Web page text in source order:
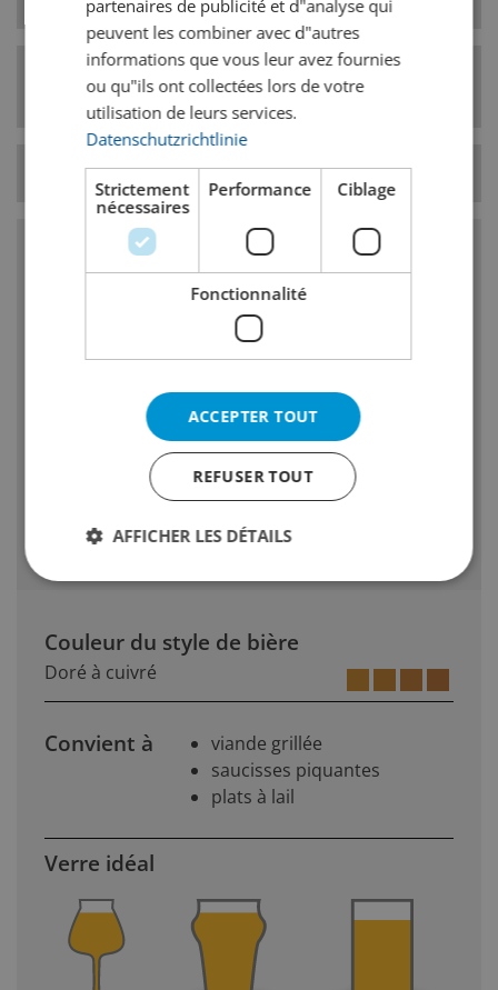
Catégorie de style
de bière
Pale Ale
Température 7° C
Caractéristiques
Amertume, goût et odeur de houblon moyen
Goût et odeur de malt: faible à moyen, un
faible caractère de caramel est admissible
Notes dester fruité faibles à fortes
Trouble dû au froid si elle est servie fraiche
Couleur du style de bière
Doré à cuivré
Convient à
viande grillée
saucisses piquantes
plats à lail
Verre idéal
partenaires de publicité et d"analyse qui
peuvent les combiner avec d"autres
informations que vous leur avez fournies
ou qu"ils ont collectées lors de votre
utilisation de leurs services.
Datenschutzrichtlinie
Strictement
nécessaires
Performance Ciblage
Fonctionnalité
ACCEPTER TOUT
REFUSER TOUT
AFFICHER LES DÉTAILS